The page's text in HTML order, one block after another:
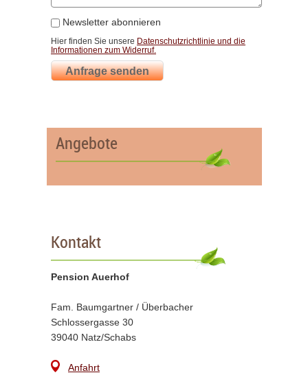
Newsletter abonnieren
Hier finden Sie unsere Datenschutzrichtlinie und die
Informationen zum Widerruf.
Anfrage senden
Angebote
Kontakt
Pension Auerhof
Fam. Baumgartner / Überbacher
Schlossergasse 30
39040 Natz/Schabs
Anfahrt